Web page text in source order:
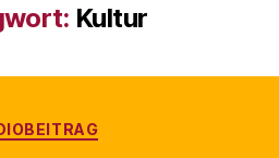
Sachsen-
Anhalt
sichtbar
Kultur
Kategorien